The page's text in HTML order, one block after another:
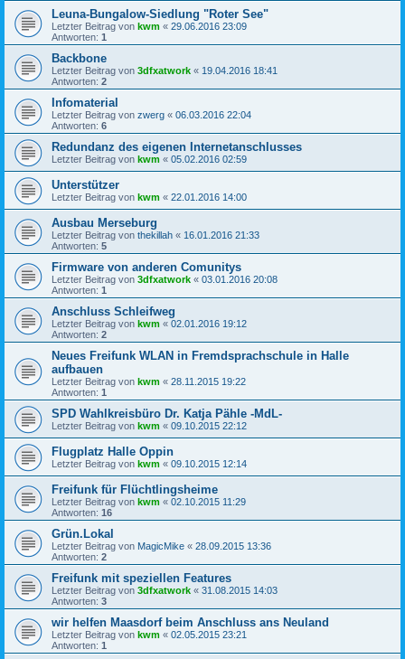
Leuna-Bungalow-Siedlung "Roter See"
Letzter Beitrag von kwm « 29.06.2016 23:09
Antworten: 1
Backbone
Letzter Beitrag von 3dfxatwork « 19.04.2016 18:41
Antworten: 2
Infomaterial
Letzter Beitrag von zwerg « 06.03.2016 22:04
Antworten: 6
Redundanz des eigenen Internetanschlusses
Letzter Beitrag von kwm « 05.02.2016 02:59
Unterstützer
Letzter Beitrag von kwm « 22.01.2016 14:00
Ausbau Merseburg
Letzter Beitrag von thekillah « 16.01.2016 21:33
Antworten: 5
Firmware von anderen Comunitys
Letzter Beitrag von 3dfxatwork « 03.01.2016 20:08
Antworten: 1
Anschluss Schleifweg
Letzter Beitrag von kwm « 02.01.2016 19:12
Antworten: 2
Neues Freifunk WLAN in Fremdsprachschule in Halle
aufbauen
Letzter Beitrag von kwm « 28.11.2015 19:22
Antworten: 1
SPD Wahlkreisbüro Dr. Katja Pähle -MdL-
Letzter Beitrag von kwm « 09.10.2015 22:12
Flugplatz Halle Oppin
Letzter Beitrag von kwm « 09.10.2015 12:14
Freifunk für Flüchtlingsheime
Letzter Beitrag von kwm « 02.10.2015 11:29
Antworten: 16
Grün.Lokal
Letzter Beitrag von MagicMike « 28.09.2015 13:36
Antworten: 2
Freifunk mit speziellen Features
Letzter Beitrag von 3dfxatwork « 31.08.2015 14:03
Antworten: 3
wir helfen Maasdorf beim Anschluss ans Neuland
Letzter Beitrag von kwm « 02.05.2015 23:21
Antworten: 1